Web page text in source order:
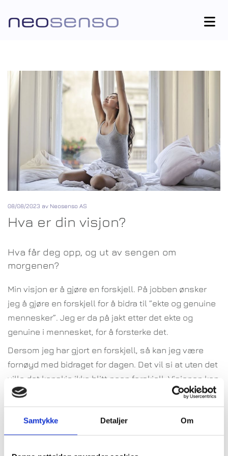
Samtykke Detaljer Om
08/08/2023 av Neosenso AS
Hva er din visjon?
Hva får deg opp, og ut av sengen om
morgenen?
Min visjon er å gjøre en forskjell. På jobben ønsker
jeg å gjøre en forskjell for å bidra til ”ekte og genuine
mennesker”. Jeg er da på jakt etter det ekte og
genuine i mennesket, for å forsterke det.
Dersom jeg har gjort en forskjell, så kan jeg være
fornøyd med bidraget for dagen. Det vil si at uten det
ville det kanskje ikke blitt noen forskjell. Visjonen kan
jeg anvende både på jobben og i privatlivet.
ønsker å bidra til andre enn meg selv, og da kanskje